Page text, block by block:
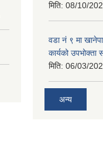
मिति: 08/10/
वडा नं ९ मा
कार्यको उपभोक्ता
मिति: 06/03/
अन्य